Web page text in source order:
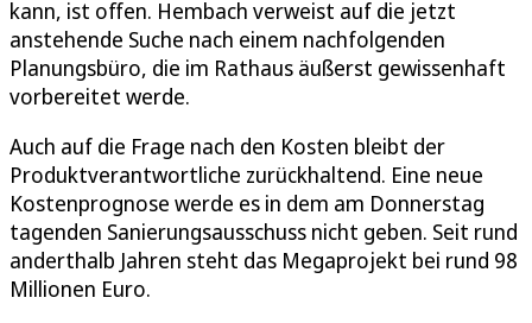
kann, ist offen. Hembach verweist auf die jetzt
anstehende Suche nach einem nachfolgenden
Planungsbüro, die im Rathaus äußerst gewissenhaft
vorbereitet werde.
Auch auf die Frage nach den Kosten bleibt der
Produktverantwortliche zurückhaltend. Eine neue
Kostenprognose werde es in dem am Donnerstag
tagenden Sanierungsausschuss nicht geben. Seit rund
anderthalb Jahren steht das Megaprojekt bei rund 98
Millionen Euro.